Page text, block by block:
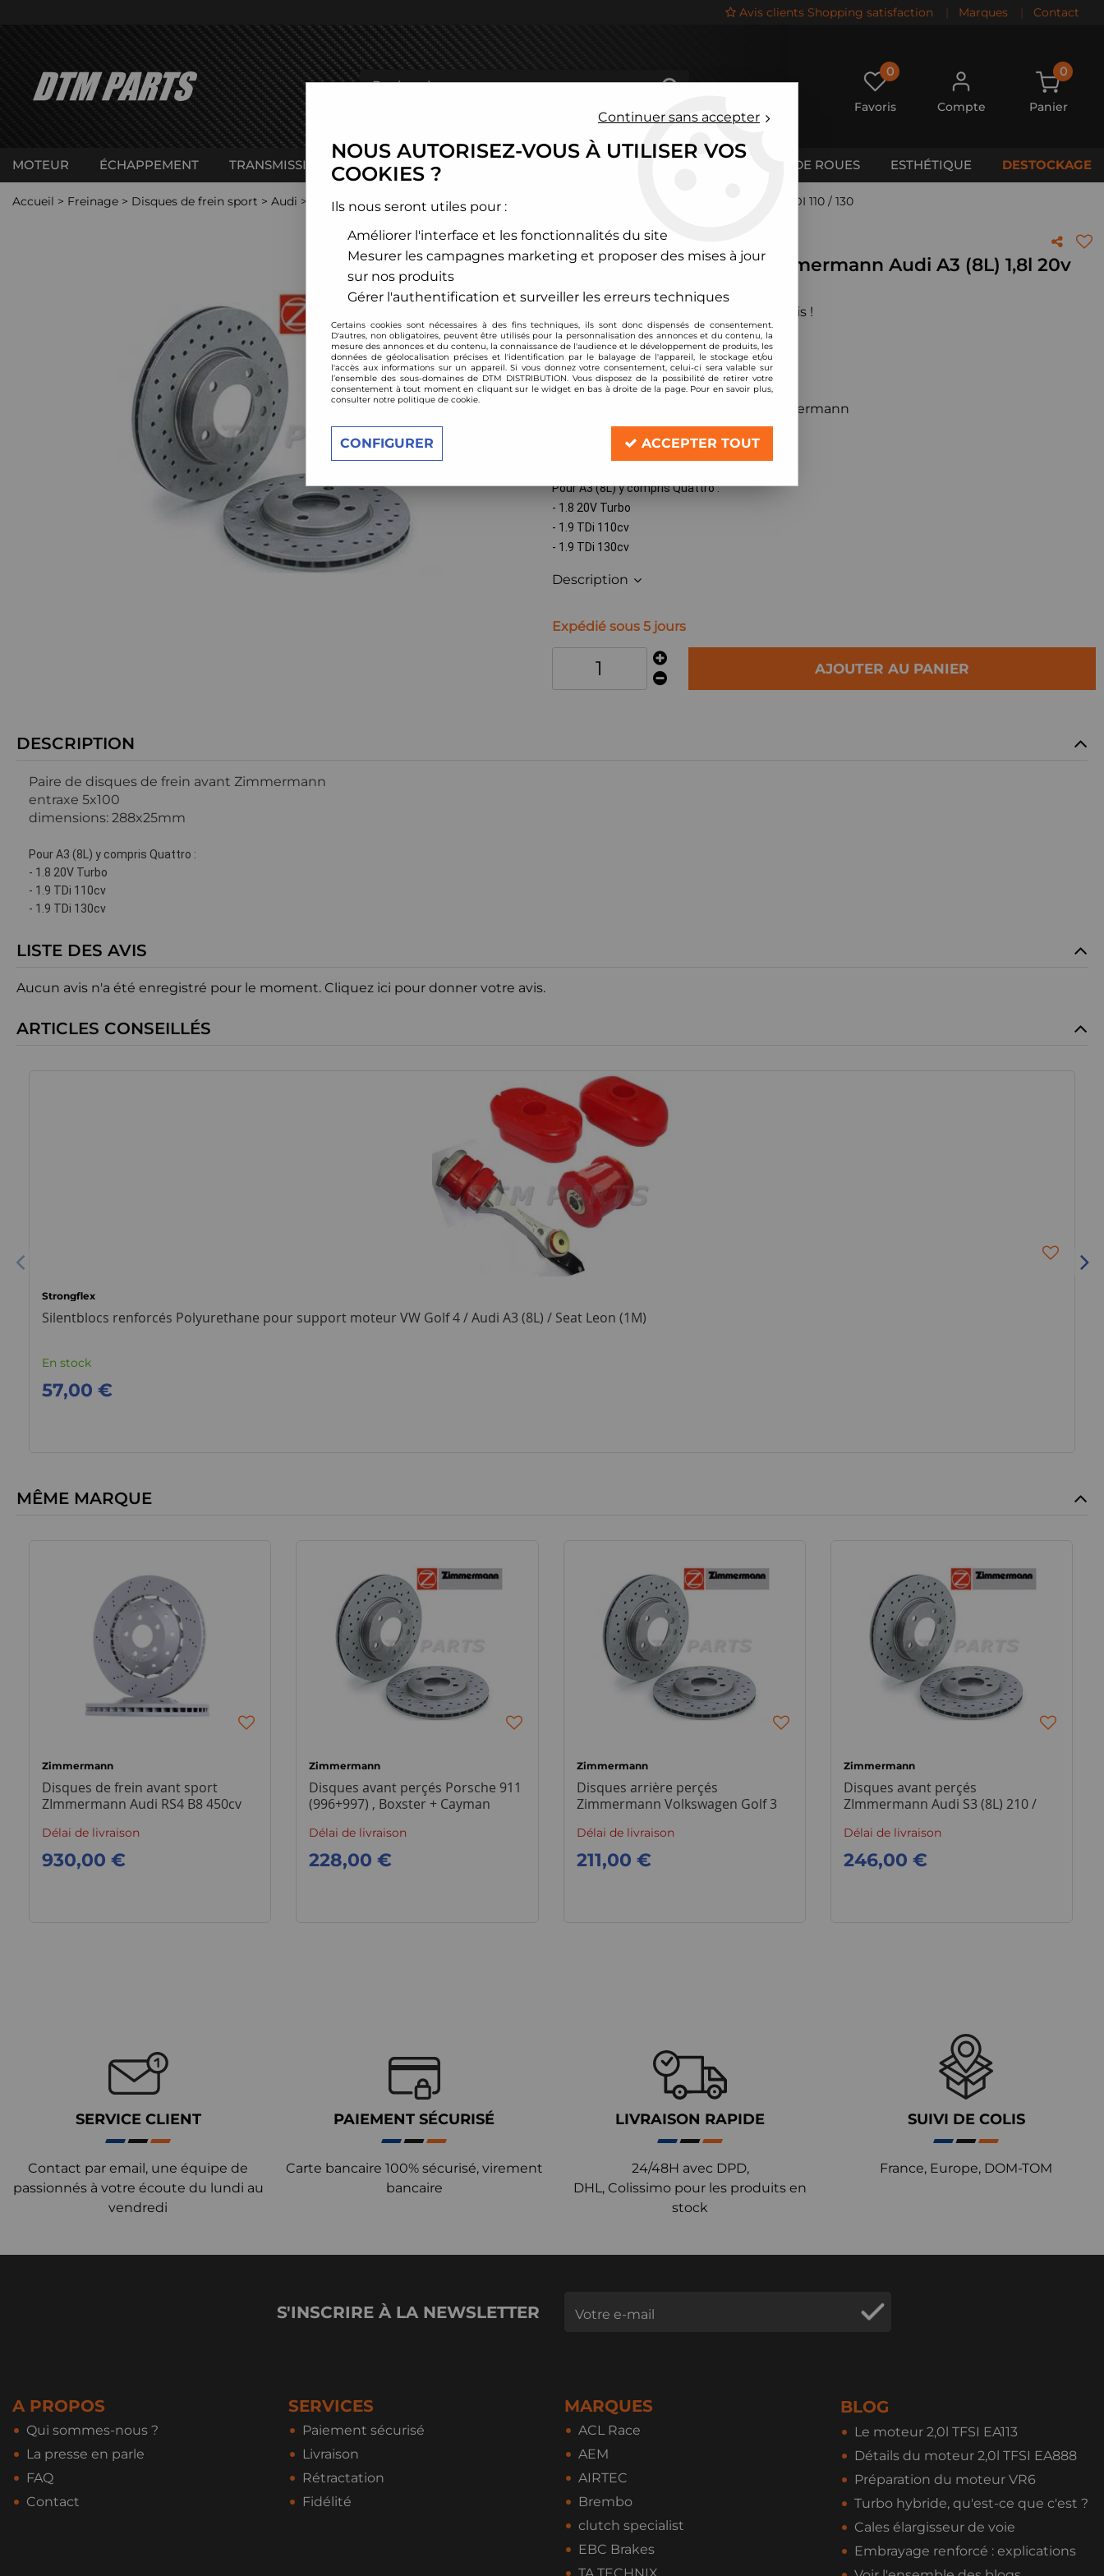
Avis clients Shopping satisfaction | Marques | Contact
0
Favoris Compte
0
Panier
MOTEUR ÉCHAPPEMENT TRANSMISSION CHÂSSIS CALES DE ROUES ESTHÉTIQUE DESTOCKAGE
Accueil > Freinage > Disques de frein sport > Audi > >A3 type 8L >Disques avant perçés ZImmermann Audi A3 (8L) 1,8l 20v Turbo + TDI 110 / 130
Zimmermann
Disques avant perçés ZImmermann Audi A3 (8L) 1,8l 20v
Soyez le premier à donner votre avis !
205,00 €TTC
Réf. : NFAH30034
Paire de disques de frein avant Zimmermann
entraxe 5x100
dimensions: 288x25mm
Pour A3 (8L) y compris Quattro :
- 1.8 20V Turbo
- 1.9 TDi 110cv
- 1.9 TDi 130cv
Description
Expédié sous 5 jours
AJOUTER AU PANIER
DESCRIPTION
Paire de disques de frein avant Zimmermann
entraxe 5x100
dimensions: 288x25mm
Pour A3 (8L) y compris Quattro :
- 1.8 20V Turbo
- 1.9 TDi 110cv
- 1.9 TDi 130cv
LISTE DES AVIS
Aucun avis n'a été enregistré pour le moment. Cliquez ici pour donner votre avis.
ARTICLES CONSEILLÉS
Strongflex
Silentblocs renforcés Polyurethane pour support moteur VW Golf 4 / Audi A3 (8L) / Seat Leon (1M)
En stock
57,00 €
MÊME MARQUE
Zimmermann
Disques de frein avant sport
ZImmermann Audi RS4 B8 450cv
Délai de livraison
930,00 €
Zimmermann
Disques avant perçés Porsche 911
(996+997) , Boxster + Cayman
Délai de livraison
228,00 €
Zimmermann
Disques arrière perçés
Zimmermann Volkswagen Golf 3
Délai de livraison
211,00 €
Zimmermann
Disques avant perçés
ZImmermann Audi S3 (8L) 210 /
Délai de livraison
246,00 €
SERVICE CLIENT
Contact par email, une équipe de
passionnés à votre écoute du lundi au
vendredi
PAIEMENT SÉCURISÉ
Carte bancaire 100% sécurisé, virement
bancaire
LIVRAISON RAPIDE
24/48H avec DPD,
DHL, Colissimo pour les produits en
stock
SUIVI DE COLIS
France, Europe, DOM-TOM
S'INSCRIRE À LA NEWSLETTER
A PROPOS
Qui sommes-nous ?
La presse en parle
FAQ
Contact
SERVICES
Paiement sécurisé
Livraison
Rétractation
Fidélité
MARQUES
ACL Race
AEM
AIRTEC
Brembo
clutch specialist
EBC Brakes
BLOG
Le moteur 2,0l TFSI EA113
Détails du moteur 2,0l TFSI EA888
Préparation du moteur VR6
Turbo hybride, qu'est-ce que c'est ?
Cales élargisseur de voie
Embrayage renforcé : explications
Continuer sans accepter
NOUS AUTORISEZ-VOUS À UTILISER VOS
COOKIES ?
Ils nous seront utiles pour :
Améliorer l'interface et les fonctionnalités du site
Mesurer les campagnes marketing et proposer des mises à jour
sur nos produits
Gérer l'authentification et surveiller les erreurs techniques
Certains cookies sont nécessaires à des fins techniques, ils sont donc dispensés de consentement.
D'autres, non obligatoires, peuvent être utilisés pour la personnalisation des annonces et du contenu, la
mesure des annonces et du contenu, la connaissance de l'audience et le développement de produits, les
données de géolocalisation précises et l'identification par le balayage de l'appareil, le stockage et/ou
l'accès aux informations sur un appareil. Si vous donnez votre consentement, celui-ci sera valable sur
l’ensemble des sous-domaines de DTM DISTRIBUTION. Vous disposez de la possibilité de retirer votre
consentement à tout moment en cliquant sur le widget en bas à droite de la page. Pour en savoir plus,
consulter notre politique de cookie.
CONFIGURER ACCEPTER TOUT